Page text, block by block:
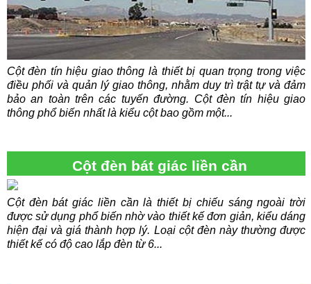
Cột đèn tín hiệu giao thông là thiết bị quan trọng trong việc
điều phối và quản lý giao thông, nhằm duy trì trật tự và đảm
bảo an toàn trên các tuyến đường. Cột đèn tín hiệu giao
thông phổ biến nhất là kiểu cột bao gồm một...
Cột đèn bát giác liền cần
Cột đèn bát giác liền cần là thiết bị chiếu sáng ngoài trời
được sử dụng phổ biến nhờ vào thiết kế đơn giản, kiểu dáng
hiện đại và giá thành hợp lý. Loại cột đèn này thường được
thiết kế có độ cao lắp đèn từ 6...